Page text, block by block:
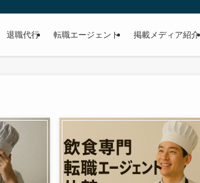
退職代行 転職エージェント 掲載メディア紹介